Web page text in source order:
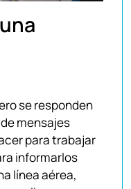
se responden
mensajes
para trabajar
informarlos
línea aérea,